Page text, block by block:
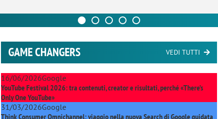
GAME CHANGERS VEDI TUTTI
16/06/2026Google
YouTube Festival 2026: tra contenuti, creator e risultati, perché «There’s
Only One YouTube»
31/03/2026Google
Think Consumer Omnichannel: viaggio nella nuova Search di Google guidata